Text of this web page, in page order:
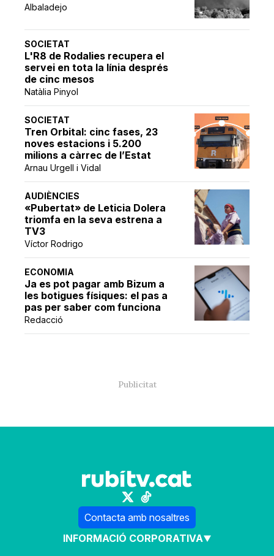
Albaladejo
SOCIETAT
L'R8 de Rodalies recupera el
servei en tota la línia després
de cinc mesos
Natàlia Pinyol
SOCIETAT
Tren Orbital: cinc fases, 23
noves estacions i 5.200
milions a càrrec de l’Estat
Arnau Urgell i Vidal
AUDIÈNCIES
«Pubertat» de Leticia Dolera
triomfa en la seva estrena a
TV3
Víctor Rodrigo
ECONOMIA
Ja es pot pagar amb Bizum a
les botigues físiques: el pas a
pas per saber com funciona
Redacció
Contacta amb nosaltres
INFORMACIÓ CORPORATIVA